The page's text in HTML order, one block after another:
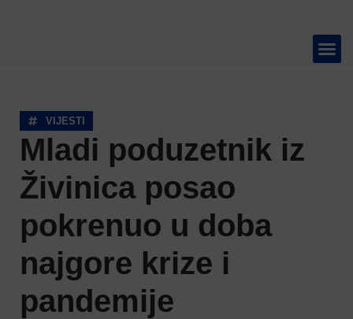
VIJESTI
Mladi poduzetnik iz
Živinica posao
pokrenuo u doba
najgore krize i
pandemije